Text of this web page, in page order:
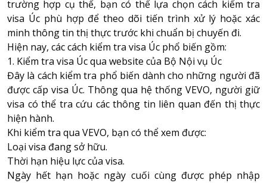
trường hợp cụ thể, bạn có thể lựa chọn cách kiểm tra
visa Úc phù hợp để theo dõi tiến trình xử lý hoặc xác
minh thông tin thị thực trước khi chuẩn bị chuyến đi.
Hiện nay, các cách kiểm tra visa Úc phổ biến gồm:
1. Kiểm tra visa Úc qua website của Bộ Nội vụ Úc
Đây là cách kiểm tra phổ biến dành cho những người đã
được cấp visa Úc. Thông qua hệ thống VEVO, người giữ
visa có thể tra cứu các thông tin liên quan đến thị thực
hiện hành.
Khi kiểm tra qua VEVO, bạn có thể xem được:
Loại visa đang sở hữu.
Thời hạn hiệu lực của visa.
Ngày hết hạn hoặc ngày cuối cùng được phép nhập